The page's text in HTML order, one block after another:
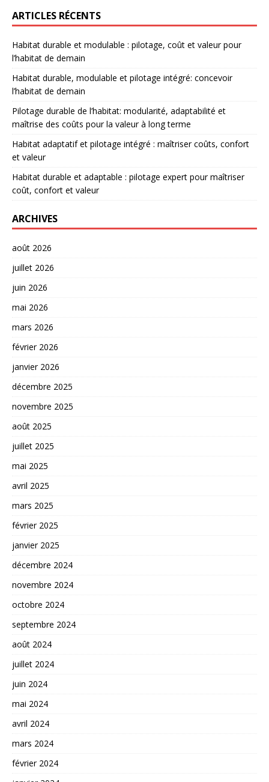
ARTICLES RÉCENTS
Habitat durable et modulable : pilotage, coût et valeur pour
l’habitat de demain
Habitat durable, modulable et pilotage intégré: concevoir
l’habitat de demain
Pilotage durable de l’habitat: modularité, adaptabilité et
maîtrise des coûts pour la valeur à long terme
Habitat adaptatif et pilotage intégré : maîtriser coûts, confort
et valeur
Habitat durable et adaptable : pilotage expert pour maîtriser
coût, confort et valeur
ARCHIVES
août 2026
juillet 2026
juin 2026
mai 2026
mars 2026
février 2026
janvier 2026
décembre 2025
novembre 2025
août 2025
juillet 2025
mai 2025
avril 2025
mars 2025
février 2025
janvier 2025
décembre 2024
novembre 2024
octobre 2024
septembre 2024
août 2024
juillet 2024
juin 2024
mai 2024
avril 2024
mars 2024
février 2024